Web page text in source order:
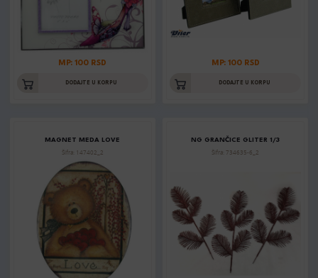
MP: 100 RSD
DODAJTE U KORPU
MP: 100 RSD
DODAJTE U KORPU
MAGNET MEDA LOVE
Šifra: 147402_2
NG GRANČICE GLITER 1/3
Šifra: 734635-6_2